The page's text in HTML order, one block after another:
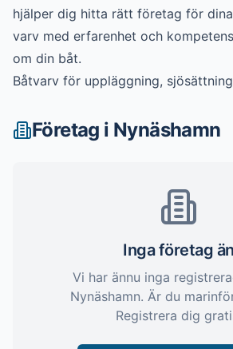
hjälper dig hitta rätt företag för
varv med erfarenhet och
om din båt.
Båtvarv för uppläggning,
Företag i Nynäshamn
Inga företag än
Vi har ännu inga
Nynäshamn. Är du
Registrera dig